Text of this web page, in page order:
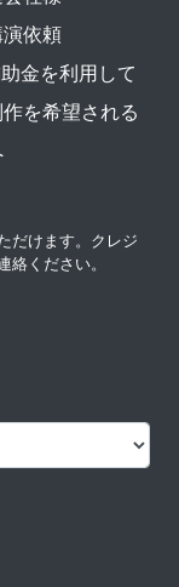
依頼
金を利用して
を希望される
だけます。クレジ
絡ください。